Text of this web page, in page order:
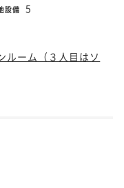
設備 5
ルーム（３人目はソ